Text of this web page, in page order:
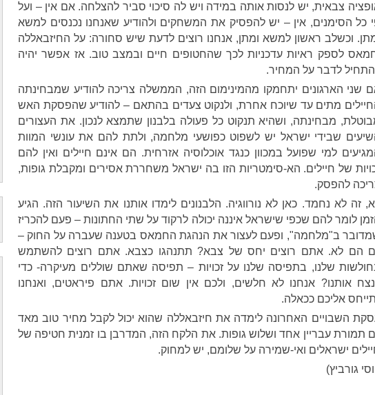
צבאית, יש לנסות אותה במידה ויש לה סיכוי סביר להצלחה. אם אין – ועל
כל הסימנים, אין – יש להפסיק את המשחקים ולהודיע שאנחנו נכנסים למשא
וכשלב ראשון למשא ומתן, אנחנו רוצים לדעת שיש סחורה: על החיזבאללה
לספק ראיות עדכניות לכך שהחטופים חיים ובמצב טוב. אז אפשר יהיה
לדבר על המחיר.
שני הארגונים יתחמקו מהמינימום הזה, הממשלה צריכה להודיע שמבחינתה
מתים עד שיוכח אחרת, ולנקוט צעדים בהתאם – להודיע שהפסקת האש
מבחינתה, ושהיא תנקוט כל פעולה בלבנון שתמצא לנכון. את העצורים
שבידי ישראל יש לשפוט כפושעי מלחמה, ולתת להם את עונשי המוות
למי שפועל במכוון כנגד אוכלוסיה אזרחית. הם אינם חיילים ואין להם
של חיילים. הא-סימטריות הזו בה ישראל משחררת אסירים ומקבלת גופות,
להפסק.
זה לא נחמד. כאן לא נורווגיה. הלבנונים לימדו אותנו את השיעור הזה. הגיע
לומר להם שכפי שישראל איננה יכולה לרקוד על שתי החתונות – פעם להכריז
ב"מלחמה", ופעם לעצור את הנהגת החמאס בטענה שעברה על החוק –
הם לא. אתם רוצים יחס של צבא? תתנהגו כצבא. אתם רוצים להשתמש
שלנו, בתפיסה שלנו על זכויות – תפיסה שאתם שוללים מעיקרה- כדי
אותנו? אנחנו לא חלשים, ולכם אין שום זכויות. אתם פיראטים, ואנחנו
אליכם ככאלה.
השבויים האחרונה לימדה את חיזבאללה שהוא יכול לקבל מחיר טוב מאד
תמורת עבריין אחד ושלוש גופות. את הלקח הזה, המדרבן בו זמנית חטיפה של
ישראלים ואי-שמירה על שלומם, יש למחוק.
גורביץ)